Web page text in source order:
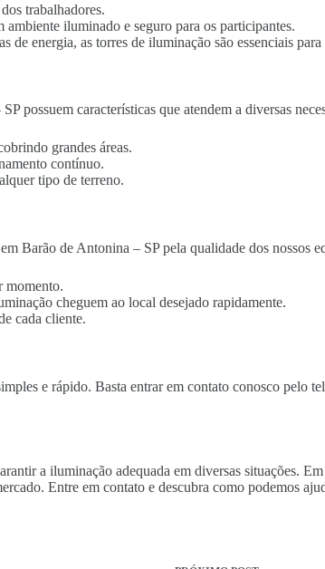
trabalhadores.
iluminado e seguro para os participantes.
de energia, as torres de iluminação são essenciais
possuem características que atendem a diversas
grandes áreas.
contínuo.
tipo de terreno.
Barão de Antonina – SP pela qualidade dos nossos
momento.
cheguem ao local desejado rapidamente.
cada cliente.
e rápido. Basta entrar em contato conosco pelo
a iluminação adequada em diversas situações.
Entre em contato e descubra como podemos